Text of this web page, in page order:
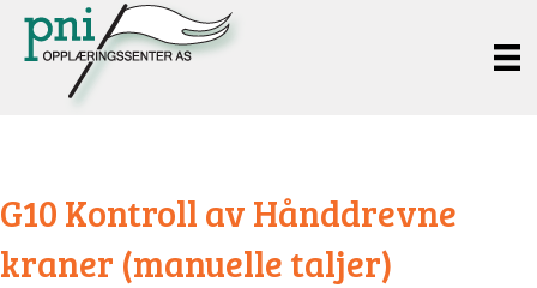
G10 Kontroll av Hånddrevne
kraner (manuelle taljer)